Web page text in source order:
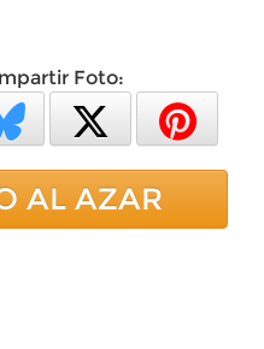
Foto:
AL AZAR